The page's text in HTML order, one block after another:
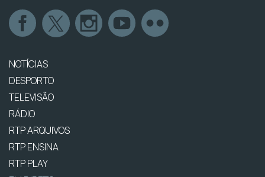
NOTÍCIAS
DESPORTO
TELEVISÃO
RÁDIO
RTP ARQUIVOS
RTP ENSINA
RTP PLAY